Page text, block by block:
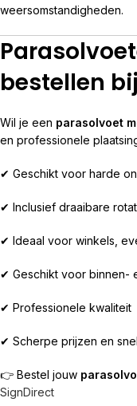
weersomstandigheden.
bestellen
Wil je een parasolvoet
en professionele
✔ Geschikt voor harde
✔ Inclusief draaibare
✔ Ideaal voor winkels,
✔ Geschikt voor binnen-
✔ Professionele kwaliteit
✔ Scherpe prijzen en
👉 Bestel jouw
SignDirect